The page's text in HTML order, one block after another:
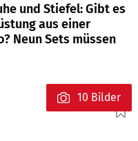
und Stiefel: Gibt es
aus einer
Neun Sets müssen
Foto: Archiv
10 Bilder